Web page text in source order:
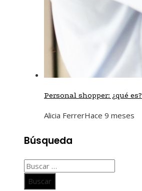
Personal shopper: ¿qué es?
Alicia FerrerHace 9 meses
Búsqueda
Buscar: